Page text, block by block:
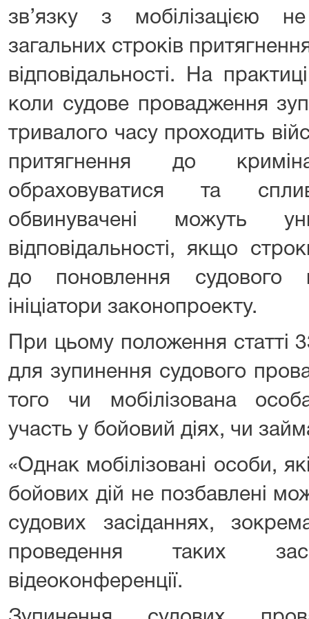
зв’язку з мобілізацією
загальних строків
відповідальності. На
коли судове провадження
тривалого часу проходить
притягнення до
обраховуватися та
обвинувачені можуть
відповідальності, якщо
до поновлення судового
ініціатори законопроекту.
При цьому положення статті
для зупинення судового
того чи мобілізована
участь у бойовий діях, чи
«Однак мобілізовані особи,
бойових дій не позбавлені
судових засіданнях,
проведення таких
відеоконференції.